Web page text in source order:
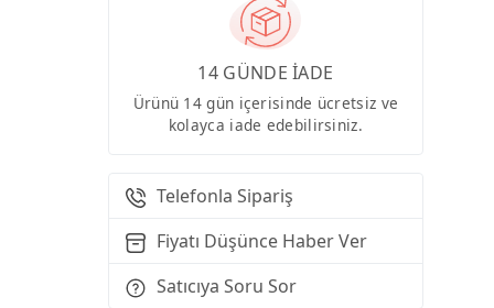
14 GÜNDE İADE
Ürünü 14 gün içerisinde ücretsiz ve
kolayca iade edebilirsiniz.
Telefonla Sipariş
Fiyatı Düşünce Haber Ver
Satıcıya Soru Sor